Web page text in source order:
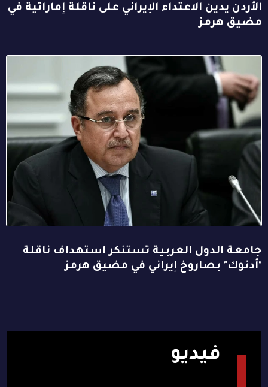
الأردن يدين الاعتداء الإيراني على ناقلة إماراتية في
مضيق هرمز
جامعة الدول العربية تستنكر استهداف ناقلة
"أدنوك" بصاروخ إيراني في مضيق هرمز
فيديو